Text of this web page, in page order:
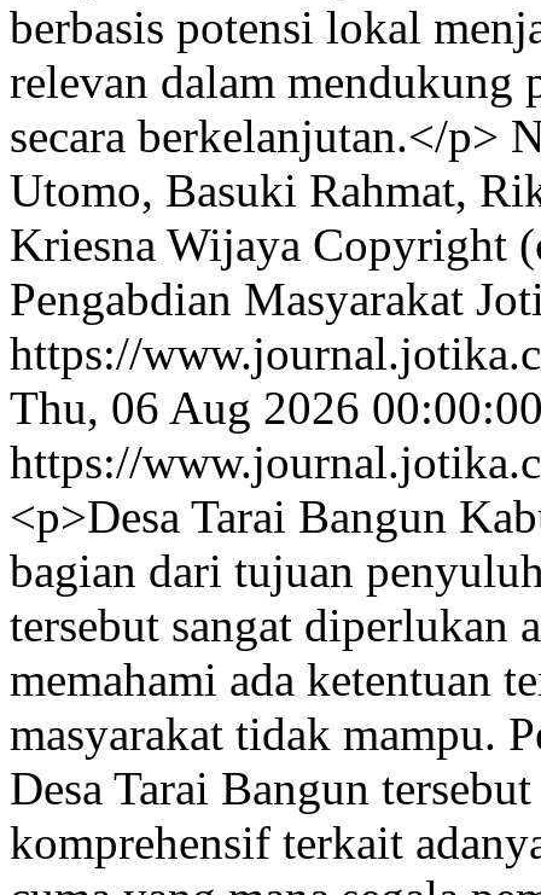
berbasis potensi lokal
relevan dalam mendukung
secara berkelanjutan.</p>
Utomo, Basuki Rahmat,
Kriesna Wijaya Copyright
Pengabdian Masyarakat
https://
Thu, 06 Aug 2026
https://
<p>Desa Tarai Bangun
bagian dari tujuan
tersebut sangat diperlukan
memahami ada ketentuan
masyarakat tidak mampu.
Desa Tarai Bangun
komprehensif terkait